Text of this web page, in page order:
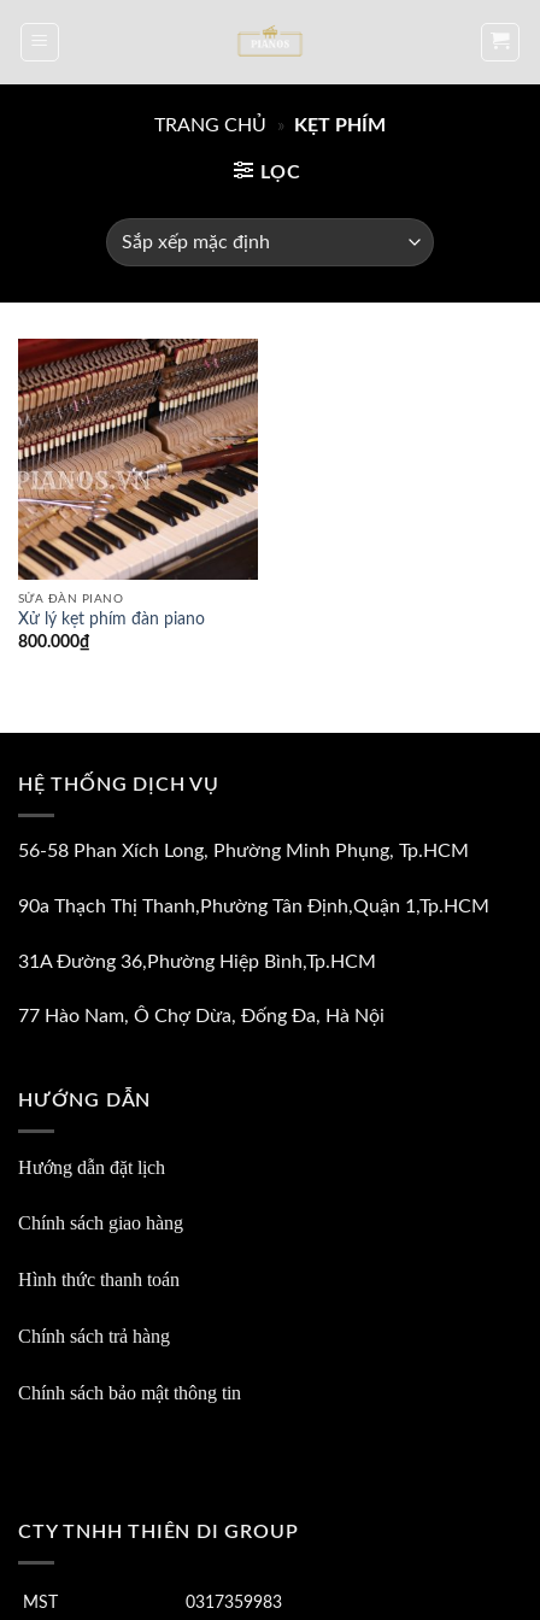
TRANG CHỦ » KẸT PHÍM
LỌC
SỬA ĐÀN PIANO
Xử lý kẹt phím đàn piano
800.000₫
HỆ THỐNG DỊCH VỤ
56-58 Phan Xích Long, Phường Minh Phụng, Tp.HCM
90a Thạch Thị Thanh,Phường Tân Định,Quận 1,Tp.HCM
31A Đường 36,Phường Hiệp Bình,Tp.HCM
77 Hào Nam, Ô Chợ Dừa, Đống Đa, Hà Nội
HƯỚNG DẪN
Hướng dẫn đặt lịch
Chính sách giao hàng
Hình thức thanh toán
Chính sách trả hàng
Chính sách bảo mật thông tin
CTY TNHH THIÊN DI GROUP
MST 0317359983